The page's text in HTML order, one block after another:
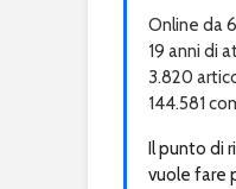
Online da
19 anni di
3.820
144.581
Il punto di
vuole fare